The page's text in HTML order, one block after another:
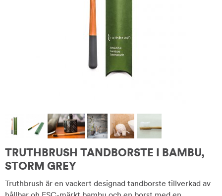
TRUTHBRUSH TANDBORSTE I BAMBU,
STORM GREY
Truthbrush är en vackert designad tandborste tillverkad av